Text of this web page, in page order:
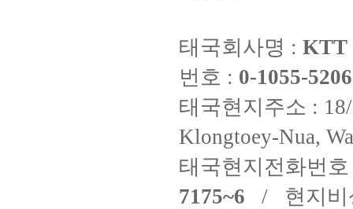
태국회사명 : KTT
번호 : 0-1055-
태국현지주소 :
Klongtoey-Nua,
태국현지전화번
7175~6 / 현지비